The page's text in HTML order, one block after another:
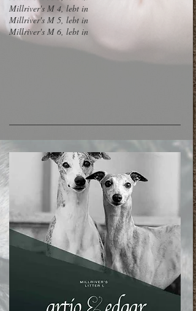
Millriver's M 4, lebt in
Millriver's M 5, lebt in
Millriver's M 6, lebt in